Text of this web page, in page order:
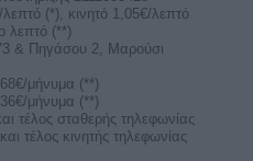
2026.
τα ζώδια.
θέλουμε αγάπη για να
μας, άνετα και ζεστά